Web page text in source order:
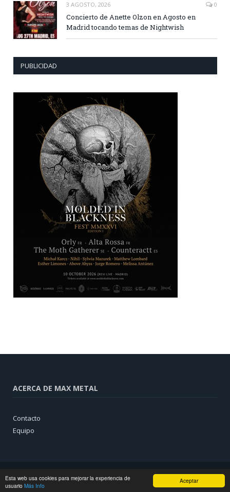
Aceptar
Esta web usa cookies para mejorar la experiencia de
usuario Más Info
3 AGOSTO, 2026 0
Concierto de Anette Olzon en Agosto en
Madrid tocando temas de Nightwish
PUBLICIDAD
ACERCA DE MAX METAL
Contacto
Equipo